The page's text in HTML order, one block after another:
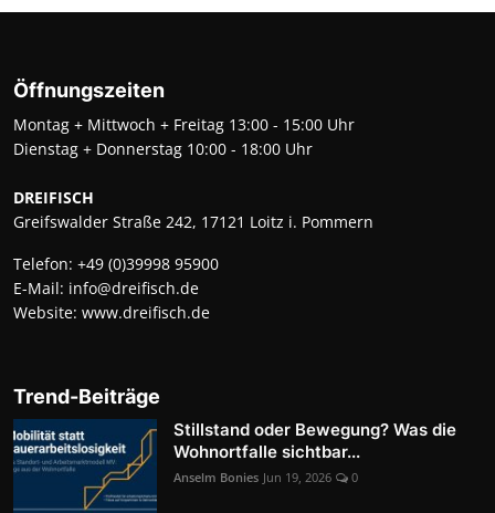
Öffnungszeiten
Montag + Mittwoch + Freitag 13:00 - 15:00 Uhr
Dienstag + Donnerstag 10:00 - 18:00 Uhr
DREIFISCH
Greifswalder Straße 242, 17121 Loitz i. Pommern
Telefon: +49 (0)39998 95900
E-Mail: info@dreifisch.de
Website: www.dreifisch.de
Trend-Beiträge
Stillstand oder Bewegung? Was die
Wohnortfalle sichtbar...
Anselm Bonies Jun 19, 2026 0